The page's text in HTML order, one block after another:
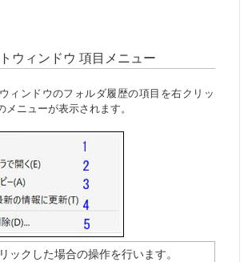
ウィンドウ 項目メニュー
ィンドウのフォルダ履歴の項目を右クリッ
メニューが表示されます。
ックした場合の操作を行います。